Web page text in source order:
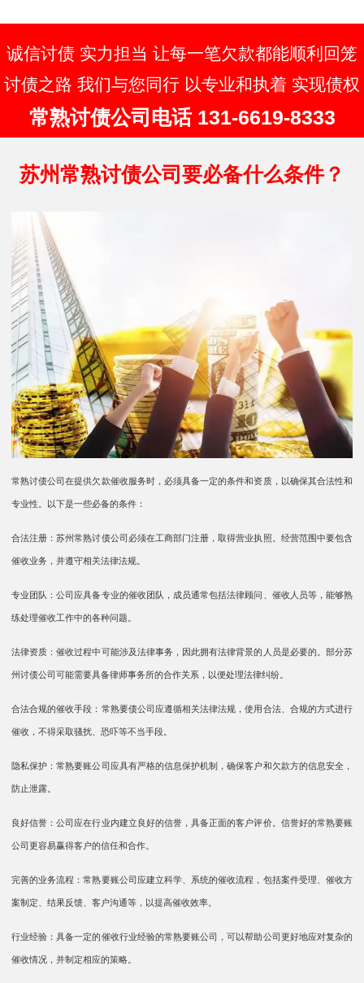
建议债权人优先通过法律途径解决纠纷，
必要时委…
诚信讨债 实力担当 让每一笔欠款都能顺利回笼
讨债之路 我们与您同行 以专业和执着 实现债权
常熟讨债公司电话 131-6619-8333
苏州常熟讨债公司要必备什么条件？
常熟讨债公司在提供欠款催收服务时，必须具备一定的条件和资质，以确保其合法性和
专业性。以下是一些必备的条件：
合法注册：苏州常熟讨债公司必须在工商部门注册，取得营业执照。经营范围中要包含
催收业务，并遵守相关法律法规。
专业团队：公司应具备专业的催收团队，成员通常包括法律顾问、催收人员等，能够熟
练处理催收工作中的各种问题。
法律资质：催收过程中可能涉及法律事务，因此拥有法律背景的人员是必要的。部分苏
州讨债公司可能需要具备律师事务所的合作关系，以便处理法律纠纷。
合法合规的催收手段：常熟要债公司应遵循相关法律法规，使用合法、合规的方式进行
催收，不得采取骚扰、恐吓等不当手段。
隐私保护：常熟要账公司应具有严格的信息保护机制，确保客户和欠款方的信息安全，
防止泄露。
良好信誉：公司应在行业内建立良好的信誉，具备正面的客户评价。信誉好的常熟要账
公司更容易赢得客户的信任和合作。
完善的业务流程：常熟要账公司应建立科学、系统的催收流程，包括案件受理、催收方
案制定、结果反馈、客户沟通等，以提高催收效率。
行业经验：具备一定的催收行业经验的常熟要账公司，可以帮助公司更好地应对复杂的
催收情况，并制定相应的策略。